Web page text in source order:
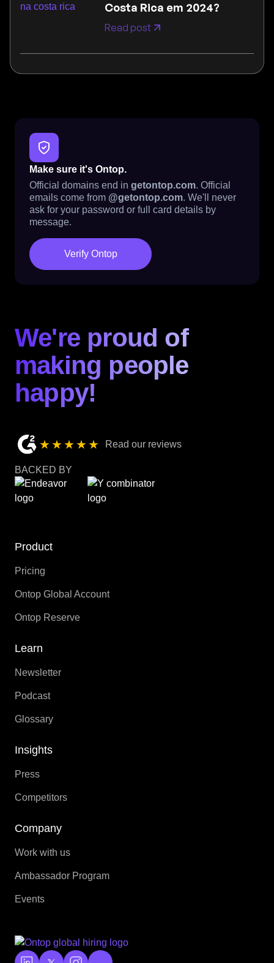
Costa Rica em 2024?
Read post
Make sure it's Ontop.
Official domains end in getontop.com. Official
emails come from @getontop.com. We'll never
ask for your password or full card details by
message.
Verify Ontop
We're proud of
making people
happy!
★★★★★ Read our reviews
BACKED BY
Product
Pricing
Ontop Global Account
Ontop Reserve
Learn
Newsletter
Podcast
Glossary
Insights
Press
Competitors
Company
Work with us
Ambassador Program
Events